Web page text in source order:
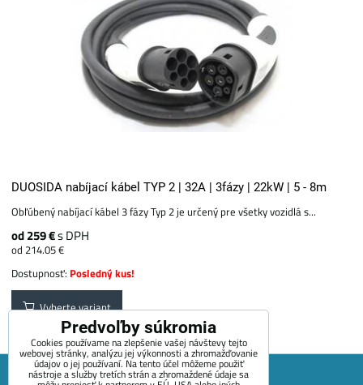
DUOSIDA nabíjací kábel TYP 2 | 32A | 3fázy | 22kW | 5 - 8m
Obľúbený nabíjací kábel 3 fázy Typ 2 je určený pre všetky vozidlá s...
od 259 €s DPH
od 214.05 €
Dostupnosť: Posledný kus!
Vyberte variant
Predvoľby súkromia
Cookies používame na zlepšenie vašej návštevy tejto
webovej stránky, analýzu jej výkonnosti a zhromažďovanie
údajov o jej používaní. Na tento účel môžeme použiť
nástroje a služby tretích strán a zhromaždené údaje sa